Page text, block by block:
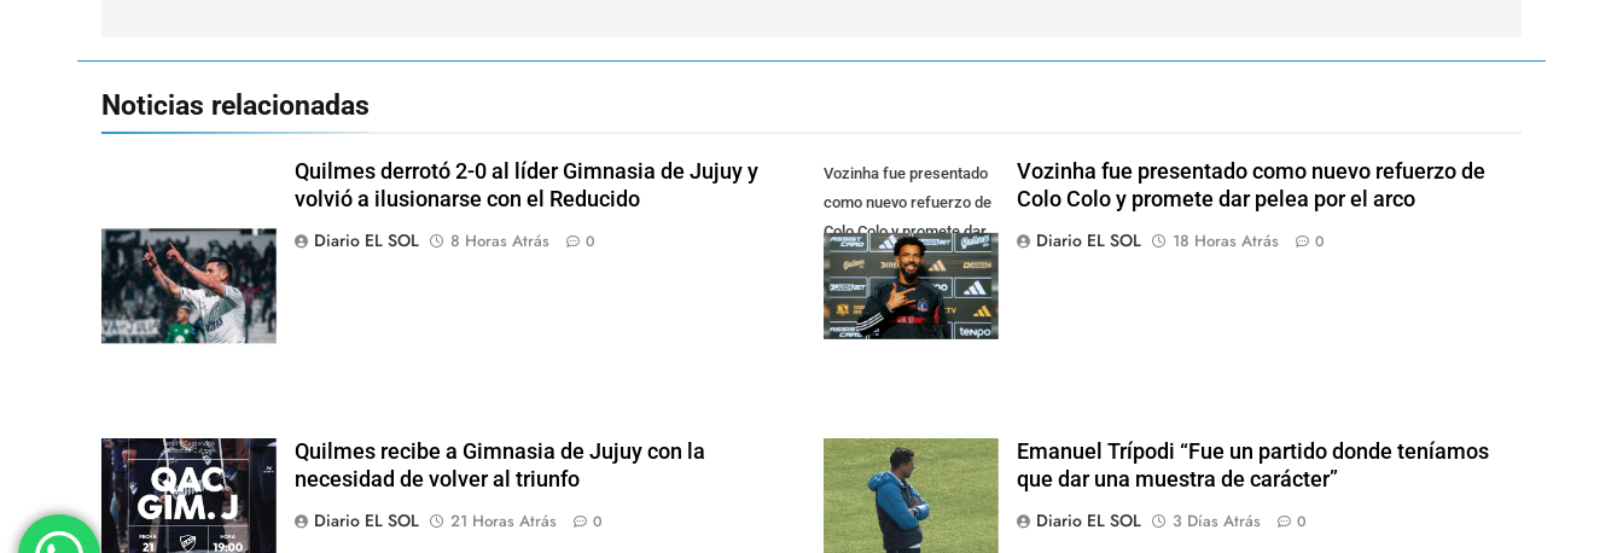
Noticias relacionadas
Quilmes derrotó 2-0 al líder Gimnasia de Jujuy y
volvió a ilusionarse con el Reducido
Diario EL SOL
8 Horas Atrás 0
Vozinha fue presentado
como nuevo refuerzo de
Colo Colo y promete dar
pelea por el arco
Vozinha fue presentado como nuevo refuerzo de
Colo Colo y promete dar pelea por el arco
Diario EL SOL
18 Horas Atrás 0
Quilmes recibe a Gimnasia de Jujuy con la
necesidad de volver al triunfo
Diario EL SOL
21 Horas Atrás 0
Emanuel Trípodi “Fue un partido donde teníamos
que dar una muestra de carácter”
Diario EL SOL
3 Días Atrás 0